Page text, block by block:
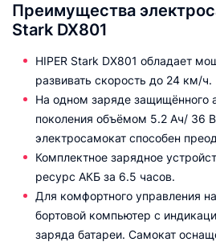
Преимущества
Stark DX801
HIPER Stark DX801 обладает
развивать скорость до 24 км/ч.
На одном заряде защищённого
поколения объёмом 5.2 Ач/ 36
электросамокат способен
Комплектное зарядное
ресурс АКБ за 6.5 часов.
Для комфортного управления
бортовой компьютер с
заряда батареи. Самокат